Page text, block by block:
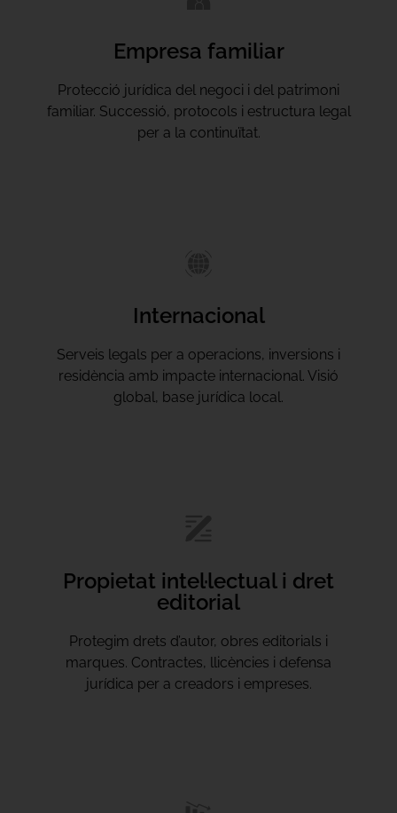
Empresa familiar
Protecció jurídica del negoci i del patrimoni
familiar. Successió, protocols i estructura legal
per a la continuïtat.
Internacional
Serveis legals per a operacions, inversions i
residència amb impacte internacional. Visió
global, base jurídica local.
Propietat intel·lectual i dret
editorial
Protegim drets d’autor, obres editorials i
marques. Contractes, llicències i defensa
jurídica per a creadors i empreses.